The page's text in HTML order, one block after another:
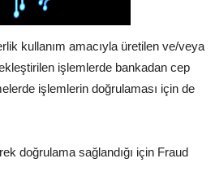
kullanım amacıyla üretilen ve/veya
işlemlerde bankadan cep
işlemlerin doğrulaması için de
doğrulama sağlandığı için Fraud